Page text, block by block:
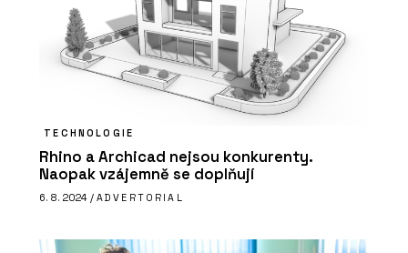
TECHNOLOGIE
Rhino a Archicad nejsou konkurenty.
Naopak vzájemně se doplňují
6. 8. 2024 / ADVERTORIAL